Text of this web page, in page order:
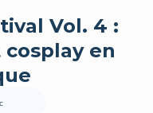
Vol. 4 :
en